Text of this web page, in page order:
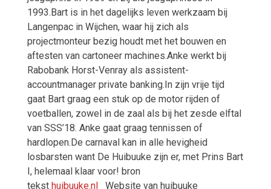
1993.Bart is in het dagelijks leven werkzaam bij
Langenpac in Wijchen, waar hij zich als
projectmonteur bezig houdt met het bouwen en
aftesten van cartoneer machines.Anke werkt bij
Rabobank Horst-Venray als assistent-
accountmanager private banking.In zijn vrije tijd
gaat Bart graag een stuk op de motor rijden of
voetballen, zowel in de zaal als bij het zesde elftal
van SSS’18. Anke gaat graag tennissen of
hardlopen.De carnaval kan in alle hevigheid
losbarsten want De Huibuuke zijn er, met Prins Bart
I, helemaal klaar voor! bron
teksthuibuuke.nlWebsite van huibuuke